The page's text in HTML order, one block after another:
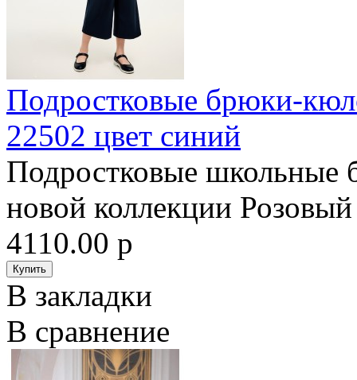
Подростковые брюки-
22502 цвет синий
Подростковые школьные
новой коллекции
4110.00 р
В закладки
В сравнение